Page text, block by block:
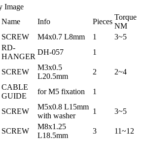
Name Info Pieces
Torque
NM
SCREW M4x0.7 L8mm 1
3~5
RD-
HANGER
DH-057 1
SCREW
M3x0.5
L20.5mm
2 2~4
CABLE
GUIDE
for M5 fixation 1
SCREW
M5x0.8 L15mm
with washer
1 3~5
SCREW
M8x1.25
L18.5mm
3 11~12